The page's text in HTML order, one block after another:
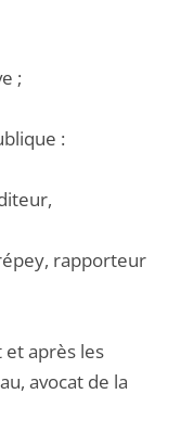
;
:
rapporteur
et après les
avocat de la